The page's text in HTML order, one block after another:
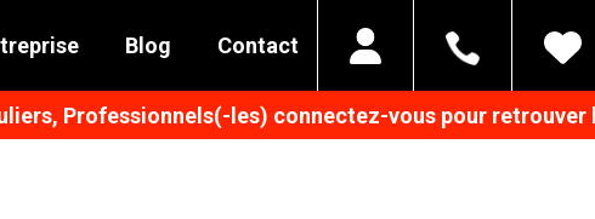
Blog Contact
Professionnels(-les) connectez-vous pour retrouver